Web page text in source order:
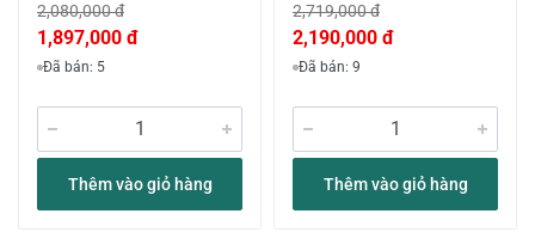
2,080,000 đ
1,897,000 đ
Đã bán: 5
Thêm vào giỏ hàng
2,719,000 đ
2,190,000 đ
Đã bán: 9
Thêm vào giỏ hàng